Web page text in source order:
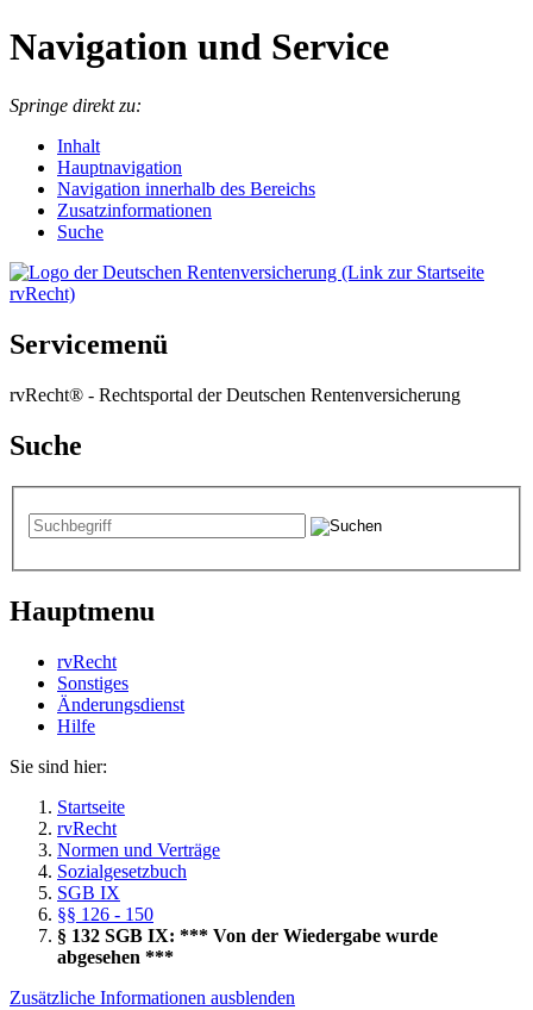
Navigation und Service
Springe direkt zu:
Inhalt
Hauptnavigation
Navigation innerhalb des Bereichs
Zusatzinformationen
Suche
Servicemenü
rvRecht® - Rechtsportal der Deutschen Rentenversicherung
Suche
Hauptmenu
rvRecht
Sonstiges
Änderungsdienst
Hil­fe
Sie sind hier:
Startseite
rvRecht
Normen und Verträge
Sozialgesetzbuch
SGB IX
§§ 126 - 150
§ 132 SGB IX: *** Von der Wiedergabe wurde
abgesehen ***
Zusätzliche Informationen ausblenden